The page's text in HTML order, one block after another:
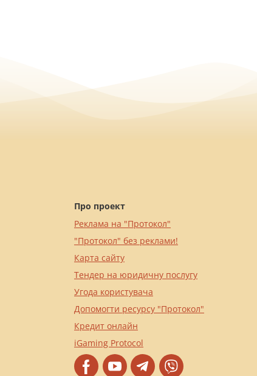
Про проект
Реклама на "Протокол"
"Протокол" без реклами!
Карта сайту
Тендер на юридичну послугу
Угода користувача
Допомогти ресурсу "Протокол"
Кредит онлайн
iGaming Protocol